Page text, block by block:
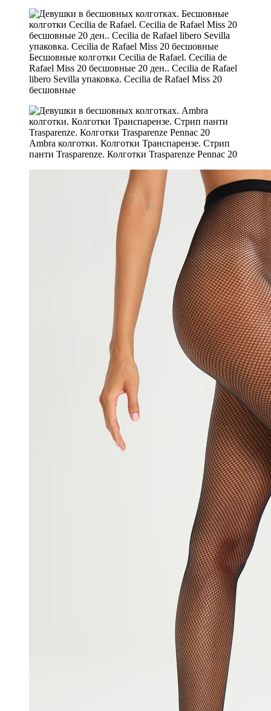
Бесшовные колготки Cecilia de Rafael. Cecilia de
Rafael Miss 20 бесшовные 20 ден.. Cecilia de Rafael
libero Sevilla упаковка. Cecilia de Rafael Miss 20
бесшовные
Ambra колготки. Колготки Транспарензе. Стрип
панти Trasparenze. Колготки Trasparenze Pennac 20